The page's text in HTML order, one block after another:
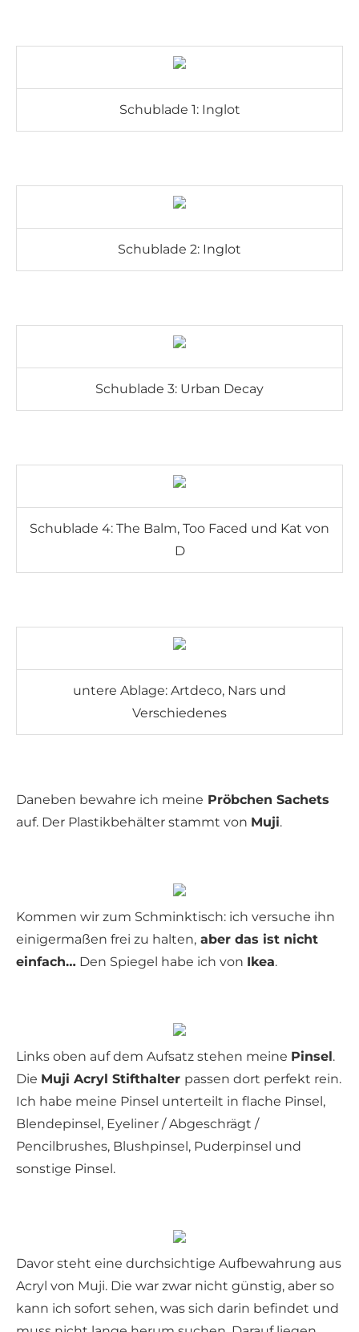
Schublade 1: Inglot
Schublade 2: Inglot
Schublade 3: Urban Decay
Schublade 4: The Balm, Too Faced und Kat von
D
untere Ablage: Artdeco, Nars und
Verschiedenes
Daneben bewahre ich meine Pröbchen Sachets
auf. Der Plastikbehälter stammt von Muji.
Kommen wir zum Schminktisch: ich versuche ihn
einigermaßen frei zu halten, aber das ist nicht
einfach… Den Spiegel habe ich von Ikea.
Links oben auf dem Aufsatz stehen meine Pinsel.
Die Muji Acryl Stifthalter passen dort perfekt rein.
Ich habe meine Pinsel unterteilt in flache Pinsel,
Blendepinsel, Eyeliner / Abgeschrägt /
Pencilbrushes, Blushpinsel, Puderpinsel und
sonstige Pinsel.
Davor steht eine durchsichtige Aufbewahrung aus
Acryl von Muji. Die war zwar nicht günstig, aber so
kann ich sofort sehen, was sich darin befindet und